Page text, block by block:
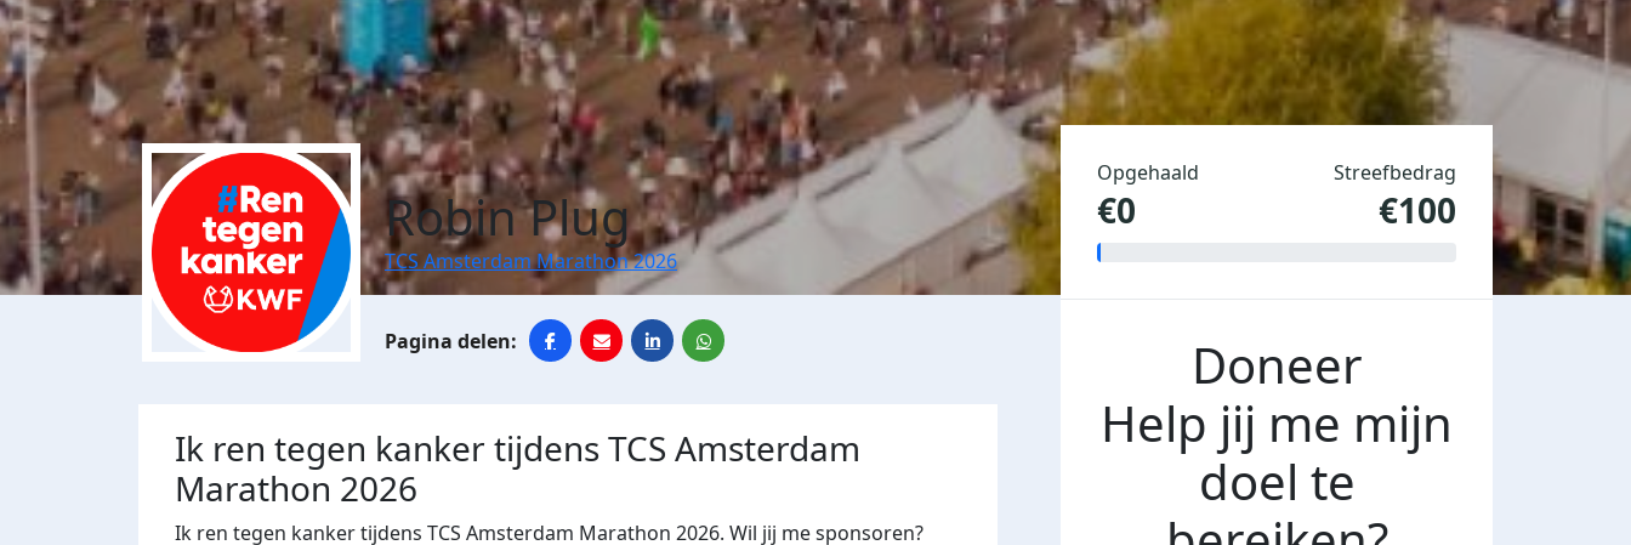
Robin Plug
TCS Amsterdam Marathon 2026
Ik ren tegen kanker tijdens TCS Amsterdam
Marathon 2026
Ik ren tegen kanker tijdens TCS Amsterdam Marathon 2026. Wil jij me sponsoren?
Opgehaald
€0
Streefbedrag
€100
Doneer
Help jij me mijn
doel te